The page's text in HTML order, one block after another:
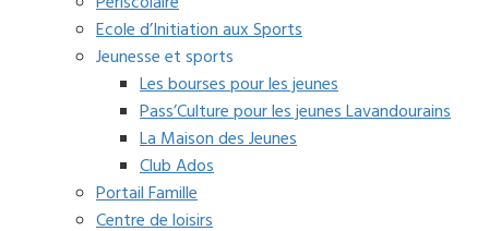
Ecole d’Initiation aux Sports
Jeunesse et sports
Les bourses pour les jeunes
Pass’Culture pour les jeunes Lavandourains
La Maison des Jeunes
Club Ados
Portail Famille
Centre de loisirs